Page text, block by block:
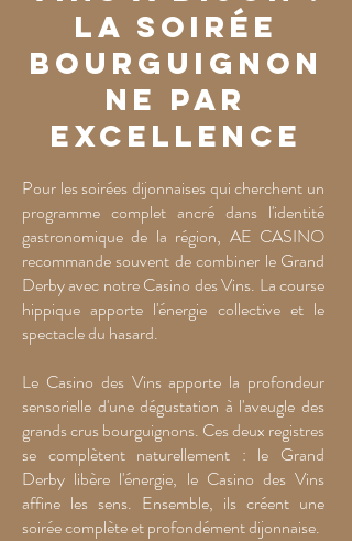
la soirée
bourguignon
ne par
excellence
Pour les soirées dijonnaises qui cherchent un
programme complet ancré dans l'identité
gastronomique de la région, AE CASINO
recommande souvent de combiner le Grand
Derby avec notre Casino des Vins. La course
hippique apporte l'énergie collective et le
spectacle du hasard.
Le Casino des Vins apporte la profondeur
sensorielle d'une dégustation à l'aveugle des
grands crus bourguignons. Ces deux registres
se complètent naturellement : le Grand
Derby libère l'énergie, le Casino des Vins
affine les sens. Ensemble, ils créent une
soirée complète et profondément dijonnaise.